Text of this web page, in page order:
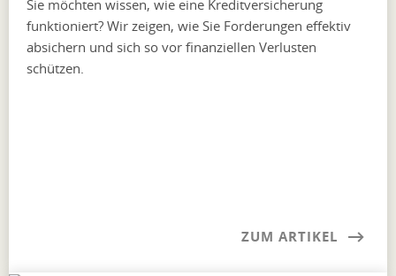
Sie möchten wissen, wie eine Kreditversicherung
funktioniert? Wir zeigen, wie Sie Forderungen effektiv
absichern und sich so vor finanziellen Verlusten
schützen.
ZUM ARTIKEL